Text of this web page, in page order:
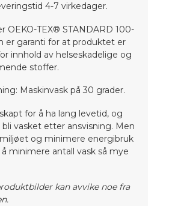
4-7 virkedager.
OEKO-TEX® STANDARD 100-
er garanti for at produktet er
innhold av helseskadelige og
stoffer.
Maskinvask på 30 grader.
for å ha lang levetid, og
vasket etter ansvisning. Men
og minimere energibruk
minimere antall vask så mye
kan avvike noe fra